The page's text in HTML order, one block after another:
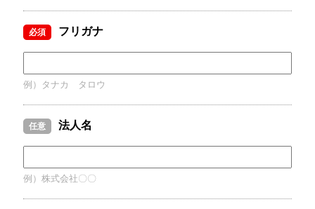
必須 フリガナ
例）タナカ タロウ
任意 法人名
例）株式会社〇〇